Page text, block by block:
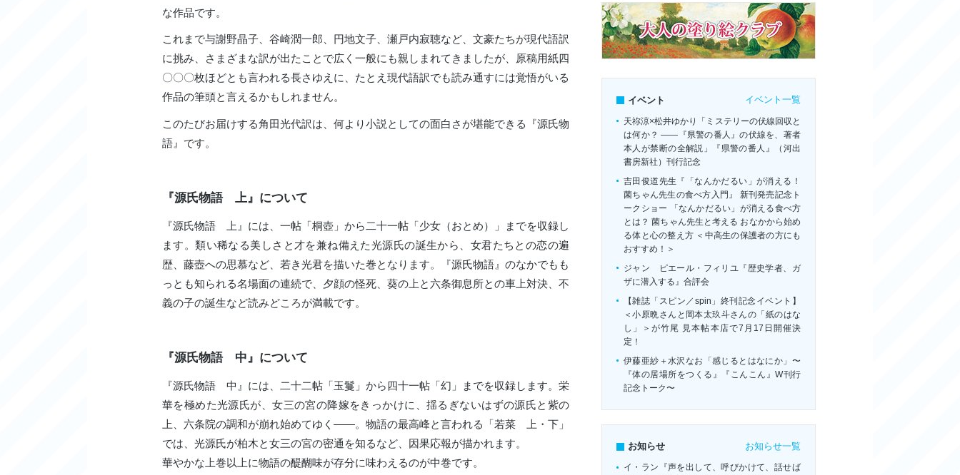
な作品です。
これまで与謝野晶子、谷崎潤一郎、円地文子、瀬戸内寂聴など、文豪たちが現代語訳
に挑み、さまざまな訳が出たことで広く一般にも親しまれてきましたが、原稿用紙四
〇〇〇枚ほどとも言われる長さゆえに、たとえ現代語訳でも読み通すには覚悟がいる
作品の筆頭と言えるかもしれません。
このたびお届けする角田光代訳は、何より小説としての面白さが堪能できる『源氏物
語』です。
『源氏物語 上』について
『源氏物語 上』には、一帖「桐壺」から二十一帖「少女（おとめ）」までを収録し
ます。類い稀なる美しさと才を兼ね備えた光源氏の誕生から、女君たちとの恋の遍
歴、藤壺への思慕など、若き光君を描いた巻となります。『源氏物語』のなかでもも
っとも知られる名場面の連続で、夕顔の怪死、葵の上と六条御息所との車上対決、不
義の子の誕生など読みどころが満載です。
『源氏物語 中』について
『源氏物語 中』には、二十二帖「玉鬘」から四十一帖「幻」までを収録します。栄
華を極めた光源氏が、女三の宮の降嫁をきっかけに、揺るぎないはずの源氏と紫の
上、六条院の調和が崩れ始めてゆく――。物語の最高峰と言われる「若菜 上・下」
では、光源氏が柏木と女三の宮の密通を知るなど、因果応報が描かれます。
華やかな上巻以上に物語の醍醐味が存分に味わえるのが中巻です。
イベント イベント一覧
天祢涼×松井ゆかり「ミステリーの伏線回収と
は何か？ ――『県警の番人』の伏線を、著者
本人が禁断の全解説」『県警の番人』（河出
書房新社）刊行記念
吉田俊道先生『「なんかだるい」が消える！
菌ちゃん先生の食べ方入門』 新刊発売記念ト
ークショー 「なんかだるい」が消える食べ方
とは？ 菌ちゃん先生と考える おなかから始め
る体と心の整え方 ＜中高生の保護者の方にも
おすすめ！＞
ジャン゠ピエール・フィリユ『歴史学者、ガ
ザに潜入する』合評会
【雑誌「スピン／spin」終刊記念イベント】
＜小原晩さんと岡本太玖斗さんの「紙のはな
し」＞が竹尾 見本帖本店で7月17日開催決
定！
伊藤亜紗＋水沢なお「感じるとはなにか」〜
『体の居場所をつくる』『こんこん』W刊行
記念トーク〜
お知らせ お知らせ一覧
イ・ラン『声を出して、呼びかけて、話せば